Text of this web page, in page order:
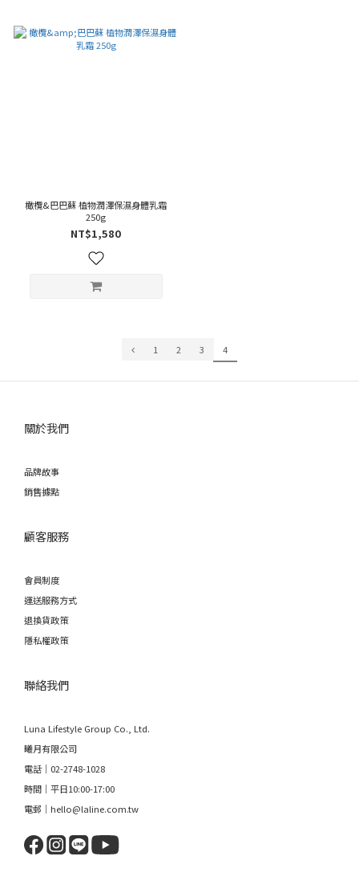
橄欖&巴巴蘇 植物潤澤保濕身體乳霜
250g
NT$1,580
1 2 3 4
關於我們
品牌故事
銷售據點
顧客服務
會員制度
運送服務方式
退換貨政策
隱私權政策
聯絡我們
Luna Lifestyle Group Co., Ltd.
曦月有限公司
電話｜02-2748-1028
時間｜平日10:00-17:00
電郵｜hello@laline.com.tw